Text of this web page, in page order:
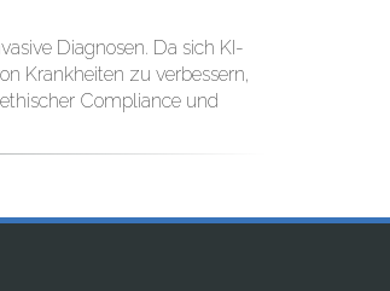
Diagnosen. Da sich KI-
Krankheiten zu verbessern,
Compliance und